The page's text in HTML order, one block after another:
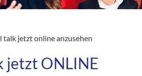
talk jetzt online anzusehen
jetzt ONLINE